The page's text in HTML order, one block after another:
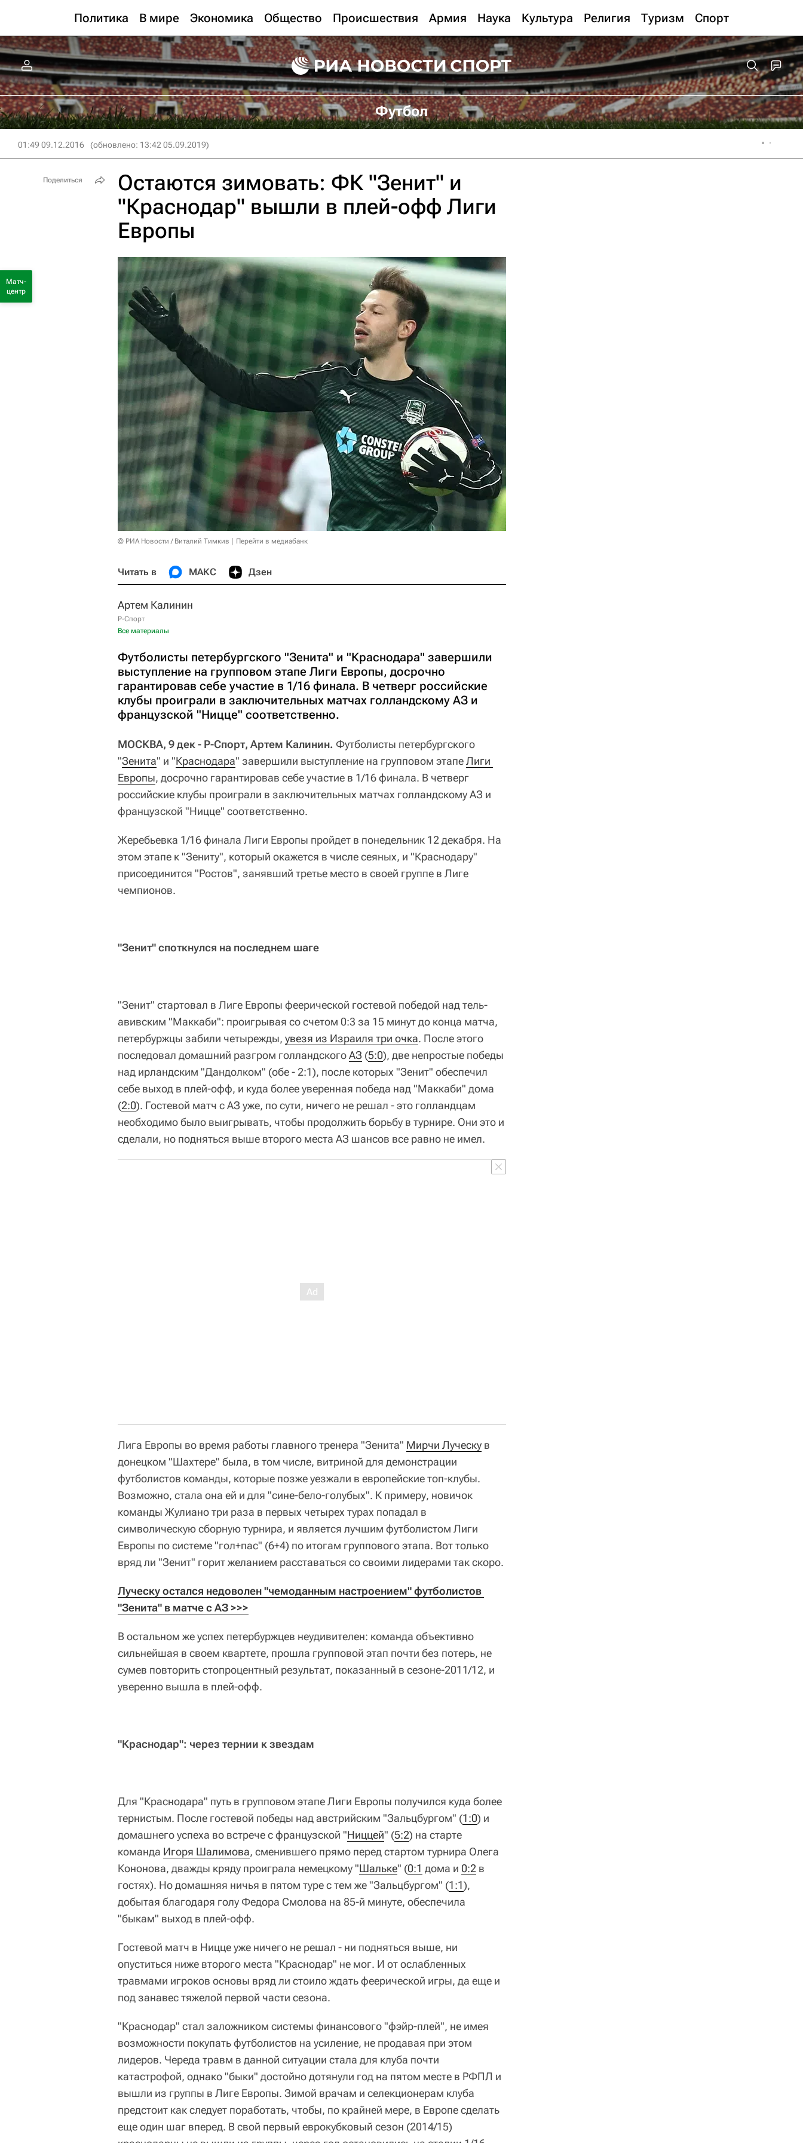
Политика В мире Экономика Общество Происшествия Армия Наука Культура Религия Туризм Спорт
Футбол
01:49 09.12.2016 (обновлено: 13:42 05.09.2019)
Остаются зимовать: ФК "Зенит" и
"Краснодар" вышли в плей-офф Лиги
Европы
© РИА Новости / Виталий Тимкив Перейти в медиабанк
Читать в МАКС Дзен
Артем Калинин
Р-Спорт
Все материалы
Футболисты петербургского "Зенита" и "Краснодара" завершили
выступление на групповом этапе Лиги Европы, досрочно
гарантировав себе участие в 1/16 финала. В четверг российские
клубы проиграли в заключительных матчах голландскому АЗ и
французской "Ницце" соответственно.
МОСКВА, 9 дек - Р-Спорт, Артем Калинин. Футболисты петербургского
"Зенита" и "Краснодара" завершили выступление на групповом этапеЛиги
Европы, досрочно гарантировав себе участие в 1/16 финала. В четверг
российские клубы проиграли в заключительных матчах голландскому АЗ и
французской "Ницце" соответственно.
Жеребьевка 1/16 финала Лиги Европы пройдет в понедельник 12 декабря. На
этом этапе к "Зениту", который окажется в числе сеяных, и "Краснодару"
присоединится "Ростов", занявший третье место в своей группе в Лиге
чемпионов.
"Зенит" споткнулся на последнем шаге
"Зенит" стартовал в Лиге Европы феерической гостевой победой над тель-
авивским "Маккаби": проигрывая со счетом 0:3 за 15 минут до конца матча,
петербуржцы забили четырежды, увезя из Израиля три очка. После этого
последовал домашний разгром голландскогоАЗ (5:0), две непростые победы
над ирландским "Дандолком" (обе - 2:1), после которых "Зенит" обеспечил
себе выход в плей-офф, и куда более уверенная победа над "Маккаби" дома
(2:0). Гостевой матч с АЗ уже, по сути, ничего не решал - это голландцам
необходимо было выигрывать, чтобы продолжить борьбу в турнире. Они это и
сделали, но подняться выше второго места АЗ шансов все равно не имел.
Лига Европы во время работы главного тренера "Зенита" Мирчи Луческу в
донецком "Шахтере" была, в том числе, витриной для демонстрации
футболистов команды, которые позже уезжали в европейские топ-клубы.
Возможно, стала она ей и для "сине-бело-голубых". К примеру, новичок
команды Жулиано три раза в первых четырех турах попадал в
символическую сборную турнира, и является лучшим футболистом Лиги
Европы по системе "гол+пас" (6+4) по итогам группового этапа. Вот только
вряд ли "Зенит" горит желанием расставаться со своими лидерами так скоро.
Луческу остался недоволен "чемоданным настроением" футболистов
"Зенита" в матче с АЗ >>>
В остальном же успех петербуржцев неудивителен: команда объективно
сильнейшая в своем квартете, прошла групповой этап почти без потерь, не
сумев повторить стопроцентный результат, показанный в сезоне-2011/12, и
уверенно вышла в плей-офф.
"Краснодар": через тернии к звездам
Для "Краснодара" путь в групповом этапе Лиги Европы получился куда более
тернистым. После гостевой победы над австрийским "Зальцбургом" (1:0) и
домашнего успеха во встрече с французской "Ниццей" (5:2) на старте
команда Игоря Шалимова, сменившего прямо перед стартом турнира Олега
Кононова, дважды кряду проиграла немецкому "Шальке" (0:1 дома и 0:2 в
гостях). Но домашняя ничья в пятом туре с тем же "Зальцбургом" (1:1),
добытая благодаря голу Федора Смолова на 85-й минуте, обеспечила
"быкам" выход в плей-офф.
Гостевой матч в Ницце уже ничего не решал - ни подняться выше, ни
опуститься ниже второго места "Краснодар" не мог. И от ослабленных
травмами игроков основы вряд ли стоило ждать феерической игры, да еще и
под занавес тяжелой первой части сезона.
"Краснодар" стал заложником системы финансового "фэйр-плей", не имея
возможности покупать футболистов на усиление, не продавая при этом
лидеров. Череда травм в данной ситуации стала для клуба почти
катастрофой, однако "быки" достойно дотянули год на пятом месте в РФПЛ и
вышли из группы в Лиге Европы. Зимой врачам и селекционерам клуба
предстоит как следует поработать, чтобы, по крайней мере, в Европе сделать
еще один шаг вперед. В свой первый еврокубковый сезон (2014/15)
Поделиться
Матч-
центр